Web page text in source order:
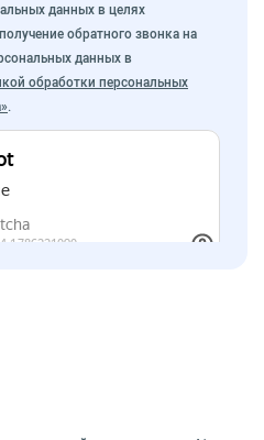
данных в целях
обратного звонка на
данных в
обработки персональных
.